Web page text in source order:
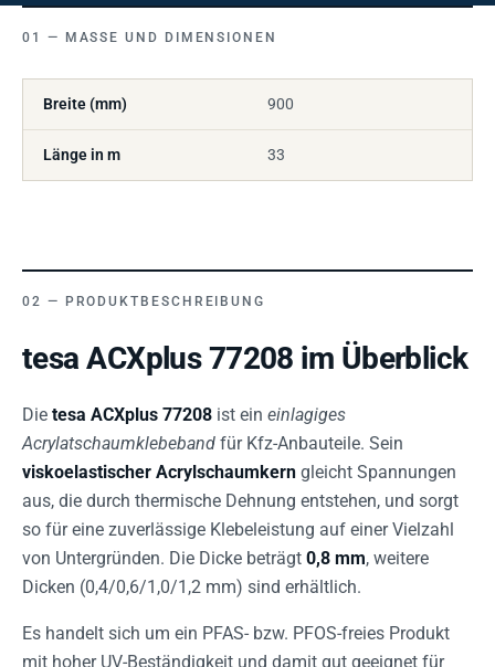
MASSE UND DIMENSIONEN
Breite (mm) 900
Länge in m 33
PRODUKTBESCHREIBUNG
tesa ACXplus 77208 im Überblick
Die tesa ACXplus 77208 ist ein einlagiges
Acrylatschaumklebeband für Kfz-Anbauteile. Sein
viskoelastischer Acrylschaumkern gleicht Spannungen
aus, die durch thermische Dehnung entstehen, und sorgt
so für eine zuverlässige Klebeleistung auf einer Vielzahl
von Untergründen. Die Dicke beträgt 0,8 mm, weitere
Dicken (0,4/0,6/1,0/1,2 mm) sind erhältlich.
Es handelt sich um ein PFAS- bzw. PFOS-freies Produkt
mit hoher UV-Beständigkeit und damit gut geeignet für